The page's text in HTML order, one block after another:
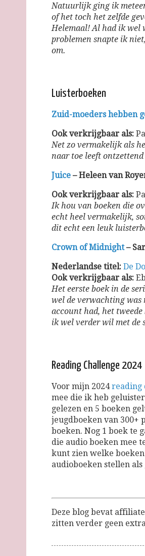
Natuurlijk ging ik
of het toch het zelfde
Helemaal! Al had ik wel
problemen snapte ik
om.
Luisterboeken
Zuid-moeders hebben
Ook verkrijgbaar als:
Net zo vermakelijk als
naar toe leeft
Juice – Heleen van
Ook verkrijgbaar als:
Ik hou van boeken die
echt heel vermakelijk,
dit echt een leuk
Crown of Midnight–
Nederlandse titel: De
Ook verkrijgbaar als:
Het eerste boek in de
wel de verwachting was
account had, het
ik wel verder wil met de
Reading Challenge 2024
Voor mijn 2024reading
mee die ik heb
gelezen en 5 boeken
jeugdboeken van 300+
boeken. Nog 1 boek te
die audio boeken mee
kunt zien welke
audioboeken stellen
Deze blog bevat
zitten verder geen